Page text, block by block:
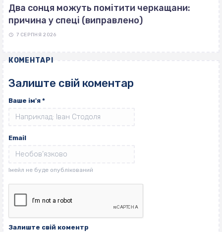
Два сонця можуть помітити черкащани:
причина у спеці (виправлено)
7 СЕРПНЯ 2026
КОМЕНТАРІ
Залиште свій коментар
Ваше ім'я *
Email
Залиште свій коментр